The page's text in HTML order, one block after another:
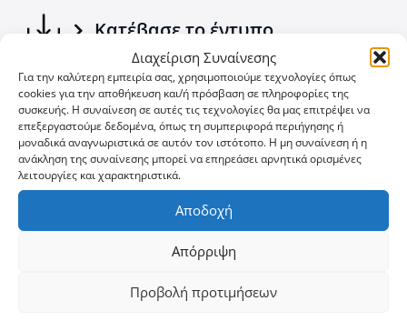
Διαχείριση Συναίνεσης
Για την καλύτερη εμπειρία σας, χρησιμοποιούμε τεχνολογίες όπως
cookies για την αποθήκευση και/ή πρόσβαση σε πληροφορίες της
συσκευής. Η συναίνεση σε αυτές τις τεχνολογίες θα μας επιτρέψει να
επεξεργαστούμε δεδομένα, όπως τη συμπεριφορά περιήγησης ή
μοναδικά αναγνωριστικά σε αυτόν τον ιστότοπο. Η μη συναίνεση ή η
ανάκληση της συναίνεσης μπορεί να επηρεάσει αρνητικά ορισμένες
λειτουργίες και χαρακτηριστικά.
Αποδοχή
Απόρριψη
Προβολή προτιμήσεων
την ήδη επιτυχημένη γκάμα των 4x4 αξεσουάρ της
εταιρείας Tessera4x4.Κατέβασε το έντυπο
Δείτε τα Νέα μας
Δείτε τις προσφορές
Δεν θες να χάνεις ευκαιρία;